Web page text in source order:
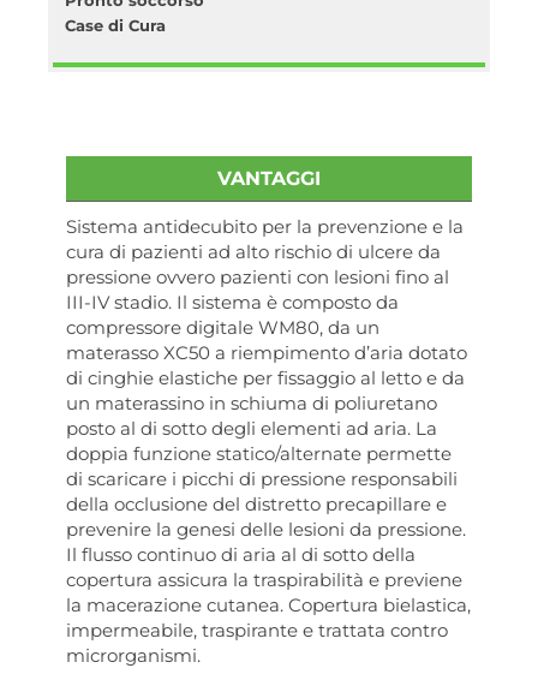
Case di Cura
VANTAGGI
Sistema antidecubito per la prevenzione e la
cura di pazienti ad alto rischio di ulcere da
pressione ovvero pazienti con lesioni fino al
III-IV stadio. Il sistema è composto da
compressore digitale WM80, da un
materasso XC50 a riempimento d’aria dotato
di cinghie elastiche per fissaggio al letto e da
un materassino in schiuma di poliuretano
posto al di sotto degli elementi ad aria. La
doppia funzione statico/alternate permette
di scaricare i picchi di pressione responsabili
della occlusione del distretto precapillare e
prevenire la genesi delle lesioni da pressione.
Il flusso continuo di aria al di sotto della
copertura assicura la traspirabilità e previene
la macerazione cutanea. Copertura bielastica,
impermeabile, traspirante e trattata contro
microrganismi.